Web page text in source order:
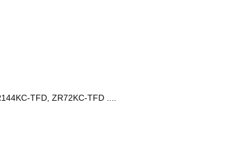
TFD, ZR72KC-TFD ....